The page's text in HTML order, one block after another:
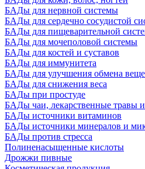
БАДы для нервной системы
БАДы для сердечно сосудистой
БАДы для пищеварительной
БАДы для мочеполовой системы
БАДы для костей и суставов
БАДы для иммунитета
БАДы для улучшения обмена
БАДы для снижения веса
БАДы при простуде
БАДы чаи, лекарственные травы и
БАДы источники витаминов
БАДы источники минералов и
БАДы против стресса
Полиненасыщенные кислоты
Дрожжи пивные